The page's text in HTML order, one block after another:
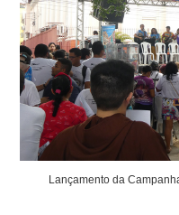
Lançamento da